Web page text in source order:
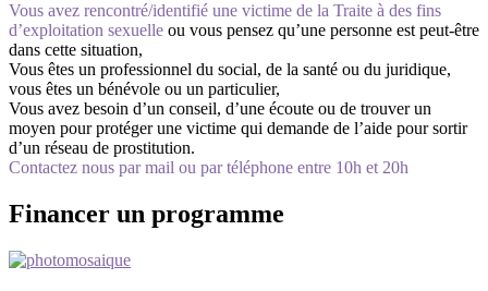
Vous avez rencontré/identifié une victime de la Traite à des fins
d’exploitation sexuelle ou vous pensez qu’une personne est peut-être
dans cette situation,
Vous êtes un professionnel du social, de la santé ou du juridique,
vous êtes un bénévole ou un particulier,
Vous avez besoin d’un conseil, d’une écoute ou de trouver un
moyen pour protéger une victime qui demande de l’aide pour sortir
d’un réseau de prostitution.
Contactez nous par mail ou par téléphone entre 10h et 20h
Financer un programme